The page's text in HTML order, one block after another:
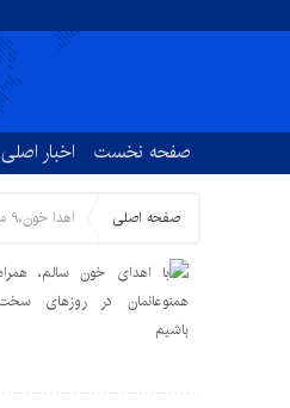
صفحه نخست اخبار اصلی
صفحه اصلی اهدا خون،۹ مرداد،سازمان انتقال خون